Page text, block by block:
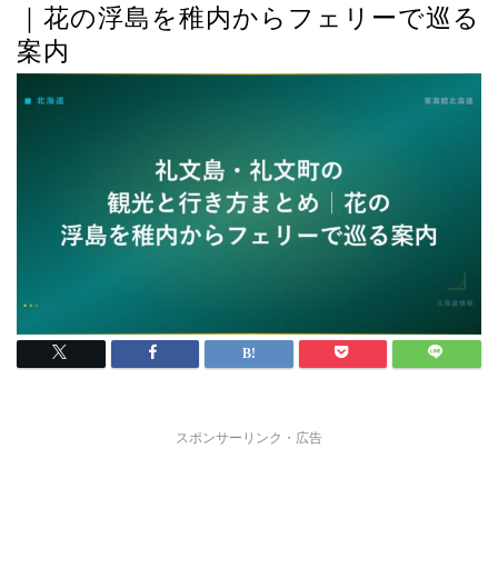
｜花の浮島を稚内からフェリーで巡る
案内
スポンサーリンク・広告